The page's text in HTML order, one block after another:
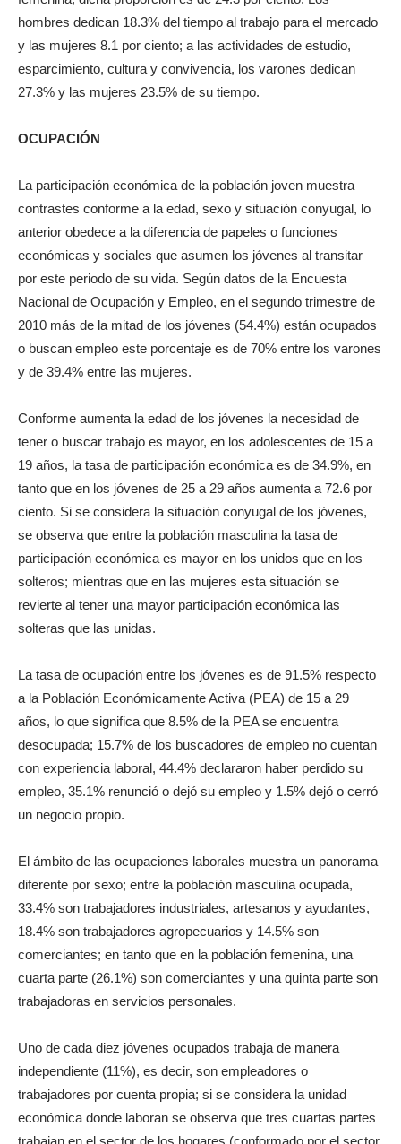
hombres dedican 18.3% del tiempo al trabajo para el mercado
y las mujeres 8.1 por ciento; a las actividades de estudio,
esparcimiento, cultura y convivencia, los varones dedican
27.3% y las mujeres 23.5% de su tiempo.
OCUPACIÓN
La participación económica de la población joven muestra
contrastes conforme a la edad, sexo y situación conyugal, lo
anterior obedece a la diferencia de papeles o funciones
económicas y sociales que asumen los jóvenes al transitar
por este periodo de su vida. Según datos de la Encuesta
Nacional de Ocupación y Empleo, en el segundo trimestre de
2010 más de la mitad de los jóvenes (54.4%) están ocupados
o buscan empleo este porcentaje es de 70% entre los varones
y de 39.4% entre las mujeres.
Conforme aumenta la edad de los jóvenes la necesidad de
tener o buscar trabajo es mayor, en los adolescentes de 15 a
19 años, la tasa de participación económica es de 34.9%, en
tanto que en los jóvenes de 25 a 29 años aumenta a 72.6 por
ciento. Si se considera la situación conyugal de los jóvenes,
se observa que entre la población masculina la tasa de
participación económica es mayor en los unidos que en los
solteros; mientras que en las mujeres esta situación se
revierte al tener una mayor participación económica las
solteras que las unidas.
La tasa de ocupación entre los jóvenes es de 91.5% respecto
a la Población Económicamente Activa (PEA) de 15 a 29
años, lo que significa que 8.5% de la PEA se encuentra
desocupada; 15.7% de los buscadores de empleo no cuentan
con experiencia laboral, 44.4% declararon haber perdido su
empleo, 35.1% renunció o dejó su empleo y 1.5% dejó o cerró
un negocio propio.
El ámbito de las ocupaciones laborales muestra un panorama
diferente por sexo; entre la población masculina ocupada,
33.4% son trabajadores industriales, artesanos y ayudantes,
18.4% son trabajadores agropecuarios y 14.5% son
comerciantes; en tanto que en la población femenina, una
cuarta parte (26.1%) son comerciantes y una quinta parte son
trabajadoras en servicios personales.
Uno de cada diez jóvenes ocupados trabaja de manera
independiente (11%), es decir, son empleadores o
trabajadores por cuenta propia; si se considera la unidad
económica donde laboran se observa que tres cuartas partes
trabajan en el sector de los hogares (conformado por el sector